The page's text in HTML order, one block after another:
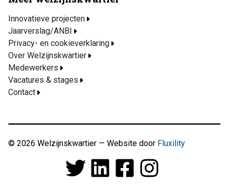
Innovatieve projecten
Jaarverslag/ANBI
Privacy- en cookieverklaring
Over Welzijnskwartier
Medewerkers
Vacatures & stages
Contact
© 2026 Welzijnskwartier — Website door Fluxility